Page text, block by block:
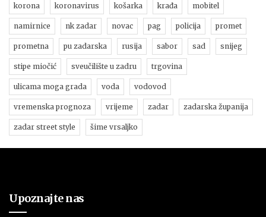
korona koronavirus košarka krađa mobitel
namirnice nk zadar novac pag policija promet
prometna pu zadarska rusija sabor sad snijeg
stipe miočić sveučilište u zadru trgovina
ulicama moga grada voda vodovod
vremenska prognoza vrijeme zadar zadarska županija
zadar street style šime vrsaljko
Upoznajte nas